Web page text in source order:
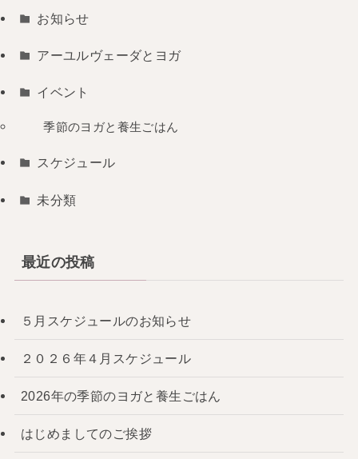
お知らせ
アーユルヴェーダとヨガ
イベント
季節のヨガと養生ごはん
スケジュール
未分類
最近の投稿
５月スケジュールのお知らせ
２０２６年４月スケジュール
2026年の季節のヨガと養生ごはん
はじめましてのご挨拶